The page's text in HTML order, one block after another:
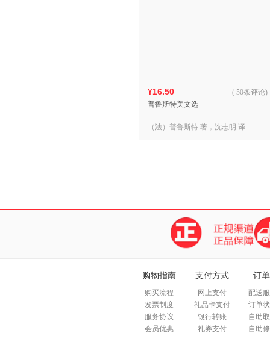
¥16.50
普鲁斯特美文选
( 50条评论)
（法）普鲁斯特 著，沈志明 译
购物指南
购买流程
发票制度
服务协议
会员优惠
支付方式
网上支付
礼品卡支付
银行转账
礼券支付
订
配送
订单
自助
自助